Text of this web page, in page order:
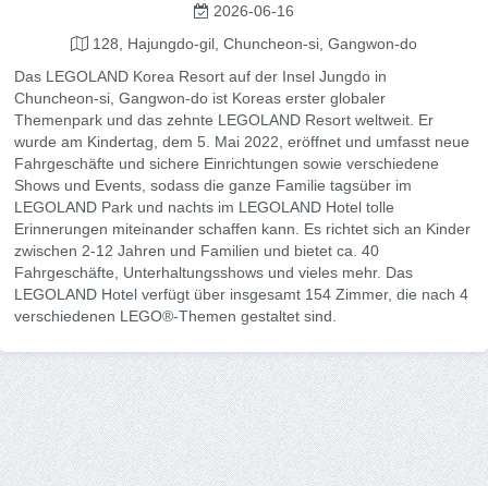
2026-06-16
128, Hajungdo-gil, Chuncheon-si, Gangwon-do
Das LEGOLAND Korea Resort auf der Insel Jungdo in
Chuncheon-si, Gangwon-do ist Koreas erster globaler
Themenpark und das zehnte LEGOLAND Resort weltweit. Er
wurde am Kindertag, dem 5. Mai 2022, eröffnet und umfasst neue
Fahrgeschäfte und sichere Einrichtungen sowie verschiedene
Shows und Events, sodass die ganze Familie tagsüber im
LEGOLAND Park und nachts im LEGOLAND Hotel tolle
Erinnerungen miteinander schaffen kann. Es richtet sich an Kinder
zwischen 2-12 Jahren und Familien und bietet ca. 40
Fahrgeschäfte, Unterhaltungsshows und vieles mehr. Das
LEGOLAND Hotel verfügt über insgesamt 154 Zimmer, die nach 4
verschiedenen LEGO®-Themen gestaltet sind.